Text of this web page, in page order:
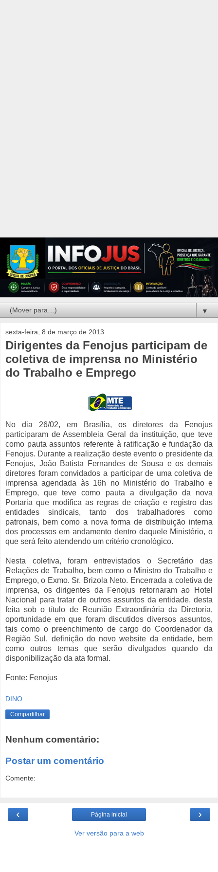
▼
sexta-feira, 8 de março de 2013
Dirigentes da Fenojus participam de
coletiva de imprensa no Ministério
do Trabalho e Emprego
No dia 26/02, em Brasília, os diretores da Fenojus
participaram de Assembleia Geral da instituição, que teve
como pauta assuntos referente à ratificação e fundação da
Fenojus. Durante a realização deste evento o presidente da
Fenojus, João Batista Fernandes de Sousa e os demais
diretores foram convidados a participar de uma coletiva de
imprensa agendada às 16h no Ministério do Trabalho e
Emprego, que teve como pauta a divulgação da nova
Portaria que modifica as regras de criação e registro das
entidades sindicais, tanto dos trabalhadores como
patronais, bem como a nova forma de distribuição interna
dos processos em andamento dentro daquele Ministério, o
que será feito atendendo um critério cronológico.
Nesta coletiva, foram entrevistados o Secretário das
Relações de Trabalho, bem como o Ministro do Trabalho e
Emprego, o Exmo. Sr. Brizola Neto. Encerrada a coletiva de
imprensa, os dirigentes da Fenojus retornaram ao Hotel
Nacional para tratar de outros assuntos da entidade, desta
feita sob o título de Reunião Extraordinária da Diretoria,
oportunidade em que foram discutidos diversos assuntos,
tais como o preenchimento de cargo do Coordenador da
Região Sul, definição do novo website da entidade, bem
como outros temas que serão divulgados quando da
disponibilização da ata formal.
Fonte: Fenojus
DINO
Compartilhar
Nenhum comentário:
Postar um comentário
Comente:
‹ ›
Página inicial
Ver versão para a web